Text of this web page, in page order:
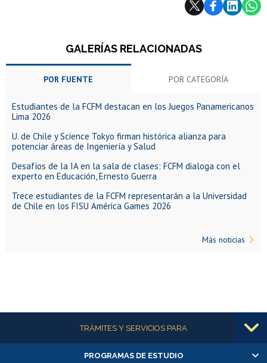
GALERÍAS RELACIONADAS
POR FUENTE POR CATEGORÍA
Estudiantes de la FCFM destacan en los Juegos Panamericanos
Lima 2026
U. de Chile y Science Tokyo firman histórica alianza para
potenciar áreas de Ingeniería y Salud
Desafíos de la IA en la sala de clases: FCFM dialoga con el
experto en Educación, Ernesto Guerra
Trece estudiantes de la FCFM representarán a la Universidad
de Chile en los FISU América Games 2026
Más noticias
Más informaciónTRÁMITES Y SERVICIOS PARA
Alumnas/os y exalumnas/os
PROGRAMAS DE ESTUDIO